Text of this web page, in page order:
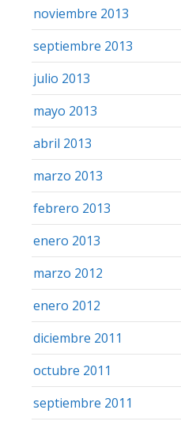
noviembre 2013
septiembre 2013
julio 2013
mayo 2013
abril 2013
marzo 2013
febrero 2013
enero 2013
marzo 2012
enero 2012
diciembre 2011
octubre 2011
septiembre 2011